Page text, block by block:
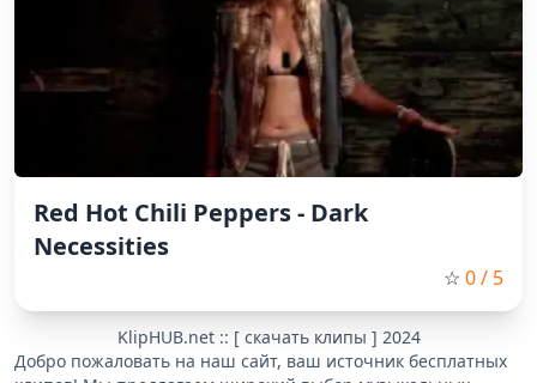
Red Hot Chili Peppers - Dark
Necessities
☆ 0/ 5
KlipHUB.net :: [ скачать клипы ] 2024
Добро пожаловать на наш сайт, ваш источник бесплатных